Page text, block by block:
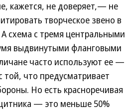
кажется, не доверяет,— не
творческое звено в
схема с тремя центральными
выдвинутыми фланговыми
часто используют ее —
той, что предусматривает
Но есть красноречивая
— это меньше 50%